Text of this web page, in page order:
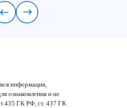
информация,
ознакомления и не
ГК РФ, ст. 437 ГК